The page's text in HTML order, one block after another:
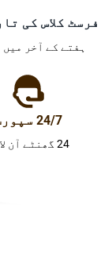
فرسٹ کلاس کی
ہفتے کے آخر
24/7 سپورٹ
24 گھنٹے آن لائن